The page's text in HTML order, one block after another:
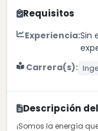
Requisitos
Experiencia:Sin
Carrera(s):
Descripción
¡Somos la energía